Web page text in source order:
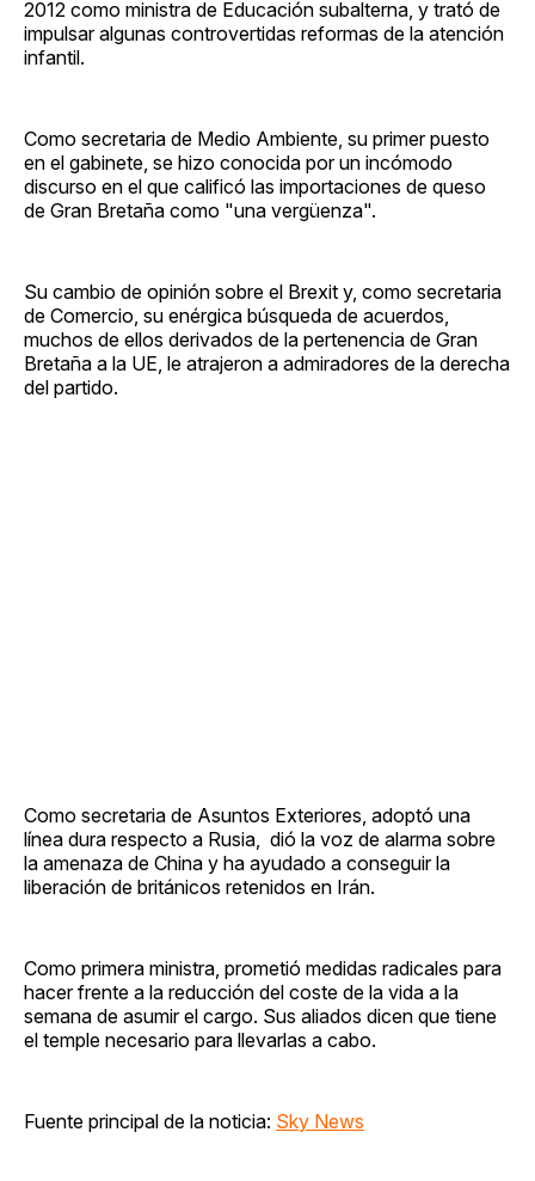
2012 como ministra de Educación subalterna, y trató de
impulsar algunas controvertidas reformas de la atención
infantil.
Como secretaria de Medio Ambiente, su primer puesto
en el gabinete, se hizo conocida por un incómodo
discurso en el que calificó las importaciones de queso
de Gran Bretaña como "una vergüenza".
Su cambio de opinión sobre el Brexit y, como secretaria
de Comercio, su enérgica búsqueda de acuerdos,
muchos de ellos derivados de la pertenencia de Gran
Bretaña a la UE, le atrajeron a admiradores de la derecha
del partido.
Como secretaria de Asuntos Exteriores, adoptó una
línea dura respecto a Rusia, dió la voz de alarma sobre
la amenaza de China y ha ayudado a conseguir la
liberación de británicos retenidos en Irán.
Como primera ministra, prometió medidas radicales para
hacer frente a la reducción del coste de la vida a la
semana de asumir el cargo. Sus aliados dicen que tiene
el temple necesario para llevarlas a cabo.
Fuente principal de la noticia: Sky News